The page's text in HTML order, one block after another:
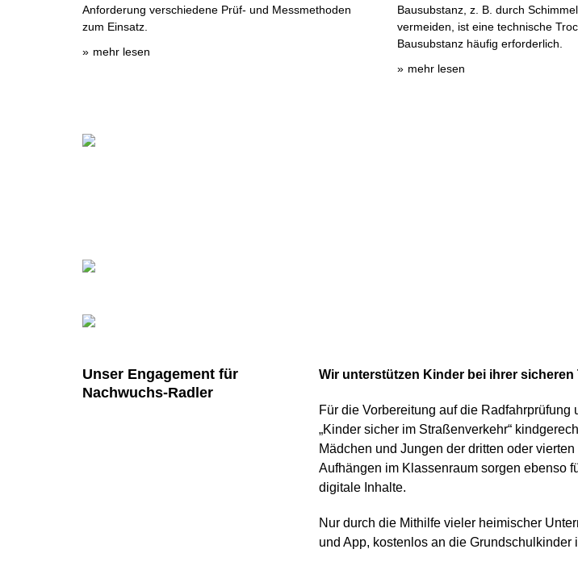
Anforderung verschiedene Prüf- und Messmethoden
zum Einsatz.
mehr lesen
Bausubstanz, z. B. durch
vermeiden, ist eine technische
Bausubstanz häufig erforderlich.
mehr lesen
Unser Engagement für
Nachwuchs-Radler
Wir unterstützen Kinder bei ihrer
Für die Vorbereitung auf die
„Kinder sicher im Straßenverkehr“
Mädchen und Jungen der dritten oder
Aufhängen im Klassenraum sorgen ebenso
digitale Inhalte.
Nur durch die Mithilfe vieler heimischer
und App, kostenlos an die Grundschulkinder